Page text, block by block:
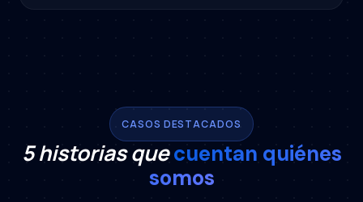
CASOS DESTACADOS
5 historias quecuentan quiénes
somos